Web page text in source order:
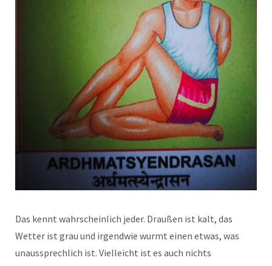
Das kennt wahrscheinlich jeder. Draußen ist kalt, das
Wetter ist grau und irgendwie wurmt einen etwas, was
unaussprechlich ist. Vielleicht ist es auch nichts